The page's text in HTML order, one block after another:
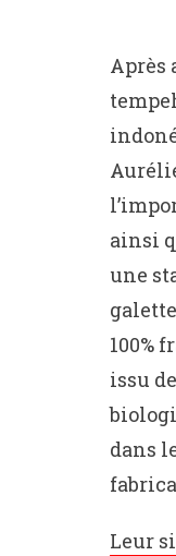
Après
ainsi
une
100%
issu
dans
Leur